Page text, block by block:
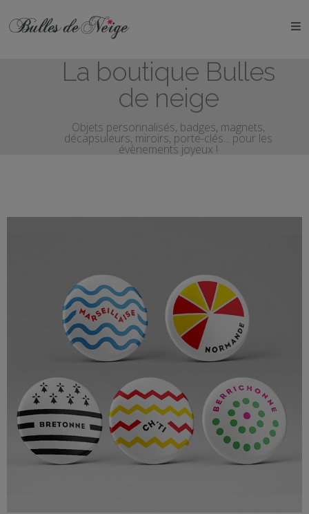
La boutique Bulles
de neige
Objets personnalisés, badges, magnets,
décapsuleurs, miroirs, porte-clés... pour les
évènements joyeux !
ÉVÉNEMENTS
Anniversaires
Communions
BOUTIQUE
personnalisés
Annonce
Grossesse